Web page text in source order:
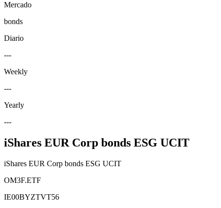
Mercado
bonds
Diario
---
Weekly
---
Yearly
---
iShares EUR Corp bonds ESG UCIT
iShares EUR Corp bonds ESG UCIT
OM3F.ETF
IE00BYZTVT56